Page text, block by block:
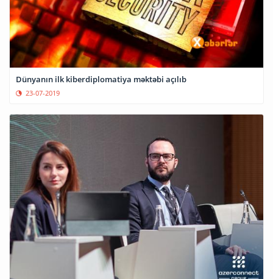
Dünyanın ilk kiberdiplomatiya məktəbi açılıb
23-07-2019